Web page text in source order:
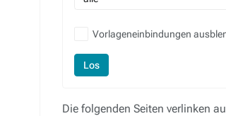
Vorlageneinbindungen
Los
Die folgenden Seiten verlinken